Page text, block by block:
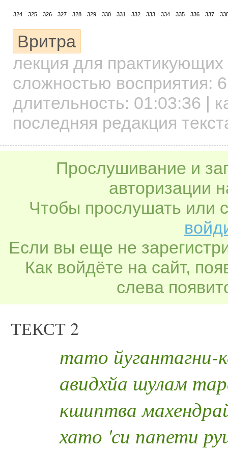
324 325 326 327 328 329 330 331 332 333 334 335 336 337
Вритра
лекция для практикующих
сложностью восприятия: 6
длительность: 01:03:36 |
последняя редакция
Прослушивание и
авторизации
Чтобы прослушать или
Если вы еще не
Как войдёте на сайт,
слева
ТЕКСТ 2
тато
авидхйа шулам
кшиптва
хато 'си папети